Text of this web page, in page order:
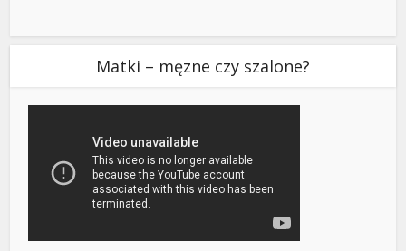
Matki – męzne czy szalone?